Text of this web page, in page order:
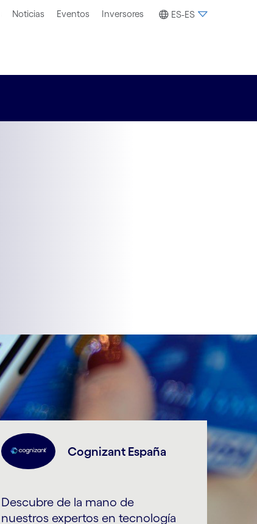
Noticias Eventos Inversores ES-ES
Cognizant España
Descubre de la mano de
nuestros expertos en tecnología